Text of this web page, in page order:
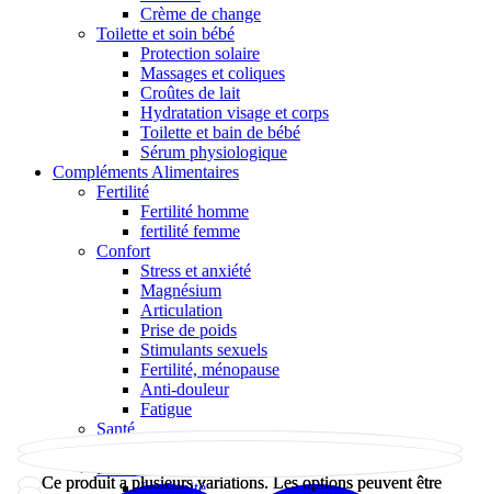
Ce produit a plusieurs variations. Les options peuvent être
Ce produit a plusieurs variations. Les options peuvent être
Crème de change
Toilette et soin bébé
Protection solaire
Massages et coliques
Croûtes de lait
Hydratation visage et corps
Toilette et bain de bébé
Sérum physiologique
Compléments Alimentaires
Fertilité
Fertilité homme
fertilité femme
Confort
Stress et anxiété
Magnésium
Articulation
Prise de poids
Stimulants sexuels
Fertilité, ménopause
Anti-douleur
Fatigue
Santé
Immunité
Immunité